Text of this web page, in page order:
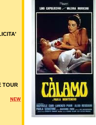
TOUR
NEW